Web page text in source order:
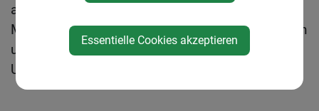
allem Spiel, Bewegung und das gemeinsame
Mitmachen im Vordergrund. Alle Teilnehmerinnen
und Teilnehmer dieser Altersgruppe erhalten eine
Urkunde.
Essentielle Cookies akzeptieren